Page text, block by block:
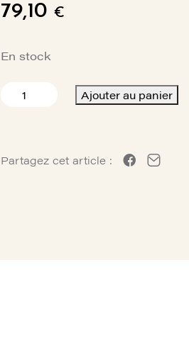
79,10 €
En stock
quantité
6,35
Ajouter au panier
Partagez cet article :